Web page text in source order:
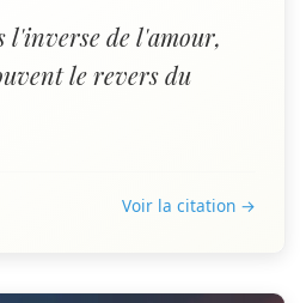
l'inverse de l'amour,
le revers du
Voir la citation →